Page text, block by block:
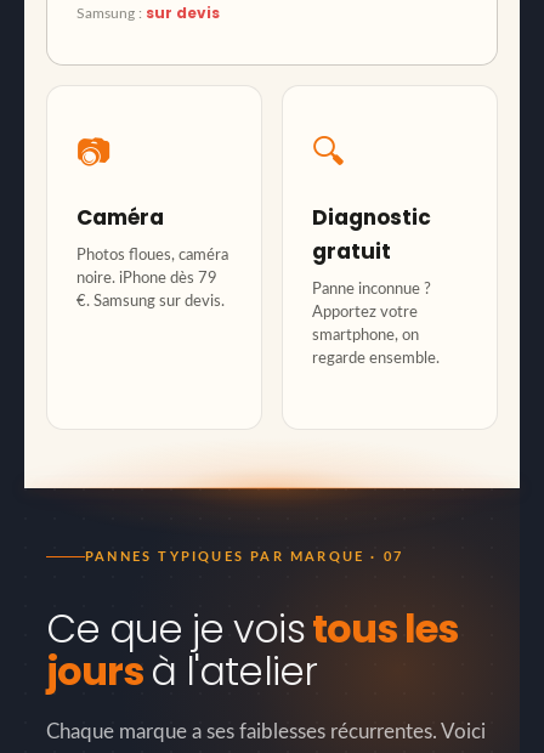
Samsung : sur devis
📷
Caméra
Photos floues, caméra
noire. iPhone dès 79
€. Samsung sur devis.
🔍
Diagnostic
gratuit
Panne inconnue ?
Apportez votre
smartphone, on
regarde ensemble.
PANNES TYPIQUES PAR MARQUE · 07
Ce que je voistous les
joursà l'atelier
Chaque marque a ses faiblesses récurrentes. Voici